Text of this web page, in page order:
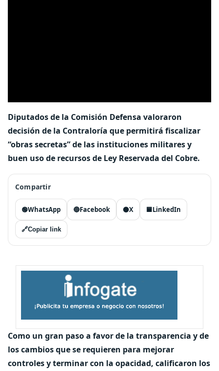
Diputados de la Comisión Defensa valoraron
decisión de la Contraloría que permitirá fiscalizar
“obras secretas” de las instituciones militares y
buen uso de recursos de Ley Reservada del Cobre.
Compartir
🟢WhatsApp 🔵Facebook ⚫X 🟦LinkedIn
🔗Copiar link
Como un gran paso a favor de la transparencia y de
los cambios que se requieren para mejorar
controles y terminar con la opacidad, calificaron los